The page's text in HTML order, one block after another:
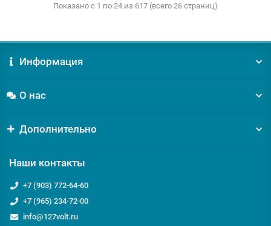
Показано с 1 по 24 из 617 (всего 26 страниц)
Информация
О нас
Дополнительно
Наши контакты
+7 (903) 772-64-60
+7 (965) 234-72-00
info@127volt.ru